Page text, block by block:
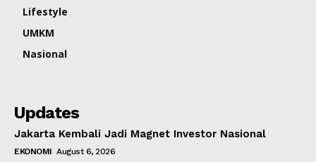
Lifestyle
UMKM
Nasional
Updates
Jakarta Kembali Jadi Magnet Investor Nasional
EKONOMI August 6, 2026